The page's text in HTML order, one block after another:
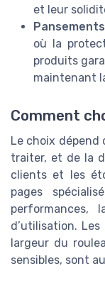
et leur
où la
produits
maintenant
Comment
Le choix dépend
traiter, et de la
clients et les
pages
d’utilisation.
largeur du
sensibles, sont